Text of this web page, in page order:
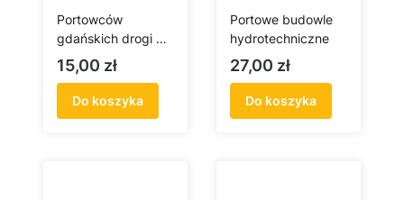
Portowców
gdańskich drogi do
wolności
(antykwariat)
Cena
15,00 zł
Do koszyka
Portowe budowle
hydrotechniczne
Cena
27,00 zł
Do koszyka